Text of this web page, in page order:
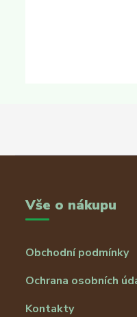
Vše o nákupu
Obchodní podmínky
Ochrana osobních
Kontakty